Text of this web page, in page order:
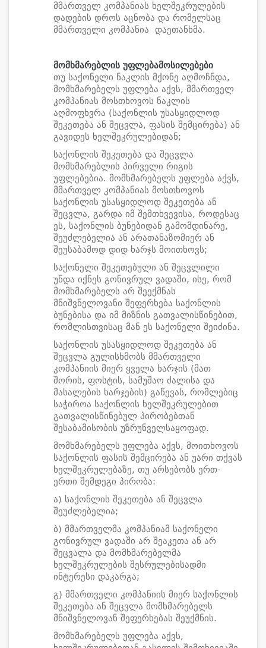
მმართველ კომპანიას ხელშეკრულების
დადების დროს აცნობა და რომელსაც
მმართველი კომპანია დაეთანხმა.
მომხმარებლის უფლებამოსილებები
თუ საქონელი ნაკლის მქონე აღმოჩნდა,
მომხმარებელს უფლება აქვს, მმართველ
კომპანიას მოსთხოვოს ნაკლის
აღმოფხვრა (საქონლის უსასყიდლოდ
შეკეთება ან შეცვლა, ფასის შემცირება) ან
გავიდეს ხელშეკრულებიდან;
საქონლის შეკეთება და შეცვლა
მომხმარებლის პირველი რიგის
უფლებებია. მომხმარებელს უფლება აქვს,
მმართველ კომპანიას მოსთხოვოს
საქონლის უსასყიდლოდ შეკეთება ან
შეცვლა, გარდა იმ შემთხვევისა, როდესაც
ეს, საქონლის ბუნებიდან გამომდინარე,
შეუძლებელია ან არათანაზომიერ ან
შეუსაბამოდ დიდ ხარჯს მოითხოვს;
საქონელი შეკეთებული ან შეცვლილი
უნდა იქნეს გონივრულ ვადაში, ისე, რომ
მომხმარებელს არ შეექმნას
მნიშვნელოვანი შეფერხება საქონლის
ბუნებისა და იმ მიზნის გათვალისწინებით,
რომლისთვისაც მან ეს საქონელი შეიძინა.
საქონლის უსასყიდლოდ შეკეთება ან
შეცვლა გულისხმობს მმართველი
კომპანიის მიერ ყველა ხარჯის (მათ
შორის, ფოსტის, სამუშაო ძალისა და
მასალების ხარჯების) გაწევას, რომლებიც
საჭიროა საქონლის ხელშეკრულებით
გათვალისწინებულ პირობებთან
შესაბამისობის უზრუნველსაყოფად.
მომხმარებელს უფლება აქვს, მოითხოვოს
საქონლის ფასის შემცირება ან უარი თქვას
ხელშეკრულებაზე, თუ არსებობს ერთ-
ერთი შემდეგი პირობა:
ა) საქონლის შეკეთება ან შეცვლა
შეუძლებელია;
ბ) მმართველმა კომპანიამ საქონელი
გონივრულ ვადაში არ შეაკეთა ან არ
შეცვალა და მომხმარებელმა
ხელშეკრულების შესრულებისადმი
ინტერესი დაკარგა;
გ) მმართველი კომპანიის მიერ საქონლის
შეკეთება ან შეცვლა მომხმარებელს
მნიშვნელოვან შეფერხებას შეუქმნის.
მომხმარებელს უფლება აქვს,